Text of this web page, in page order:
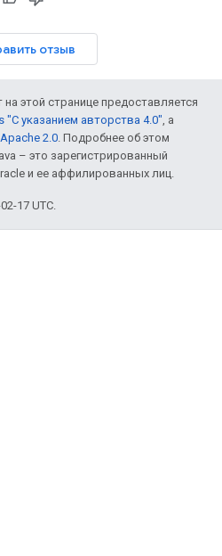
отзыв
на этой странице предоставляется
"С указанием авторства 4.0", а
2.0. Подробнее об этом
– это зарегистрированный
и ее аффилированных лиц.
17 UTC.